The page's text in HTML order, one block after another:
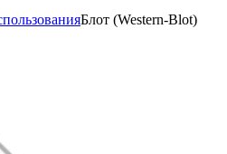
Блот (Western-Blot)